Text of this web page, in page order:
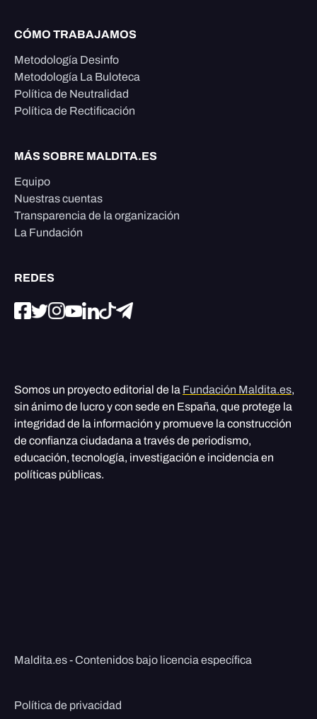
CÓMO TRABAJAMOS
Metodología Desinfo
Metodología La Buloteca
Política de Neutralidad
Política de Rectificación
MÁS SOBRE MALDITA.ES
Equipo
Nuestras cuentas
Transparencia de la organización
La Fundación
REDES
Somos un proyecto editorial de la Fundación Maldita.es,
sin ánimo de lucro y con sede en España, que protege la
integridad de la información y promueve la construcción
de confianza ciudadana a través de periodismo,
educación, tecnología, investigación e incidencia en
políticas públicas.
Maldita.es - Contenidos bajo licencia específica
Política de privacidad